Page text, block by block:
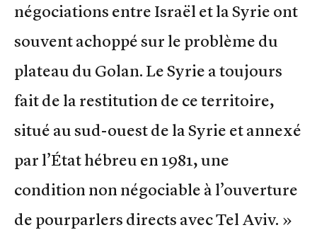
négociations entre Israël et la Syrie ont
souvent achoppé sur le problème du
plateau du Golan. Le Syrie a toujours
fait de la restitution de ce territoire,
situé au sud-ouest de la Syrie et annexé
par l’État hébreu en 1981, une
condition non négociable à l’ouverture
de pourparlers directs avec Tel Aviv. »